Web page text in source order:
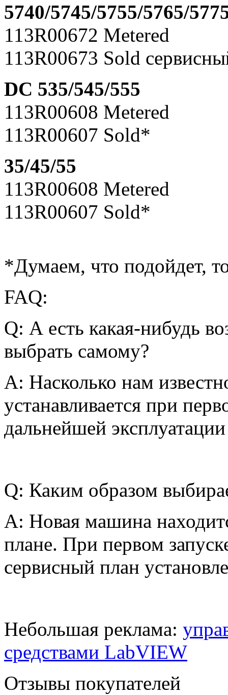
5740/5745/5755/5765/
113R00672 Metered
113R00673 Sold
DC 535/545/555
113R00608 Metered
113R00607 Sold*
35/45/55
113R00608 Metered
113R00607 Sold*
*Думаем, что подойдет,
FAQ:
Q: А есть какая-нибудь
выбрать самому?
A: Насколько нам
устанавливается при
дальнейшей
Q: Каким образом
A: Новая машина
плане. При первом
сервисный план
Небольшая реклама:
средствами LabVIEW
Отзывы покупателей